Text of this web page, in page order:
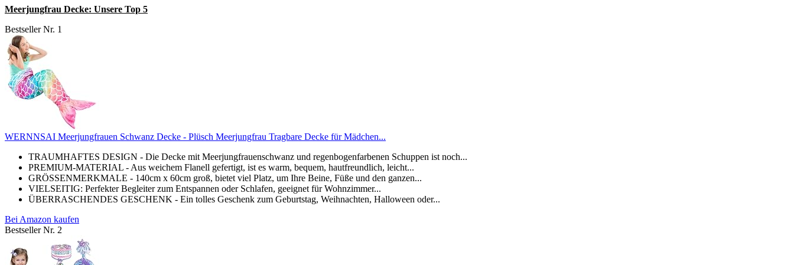
Meerjungfrau Decke: Unsere Top 5
Bestseller Nr. 1
WERNNSAI Meerjungfrauen Schwanz Decke - Plüsch Meerjungfrau Tragbare Decke für Mädchen...
TRAUMHAFTES DESIGN - Die Decke mit Meerjungfrauenschwanz und regenbogenfarbenen Schuppen ist noch...
PREMIUM-MATERIAL - Aus weichem Flanell gefertigt, ist es warm, bequem, hautfreundlich, leicht...
GRÖSSENMERKMALE - 140cm x 60cm groß, bietet viel Platz, um Ihre Beine, Füße und den ganzen...
VIELSEITIG: Perfekter Begleiter zum Entspannen oder Schlafen, geeignet für Wohnzimmer...
ÜBERRASCHENDES GESCHENK - Ein tolles Geschenk zum Geburtstag, Weihnachten, Halloween oder...
Bei Amazon kaufen
Bestseller Nr. 2